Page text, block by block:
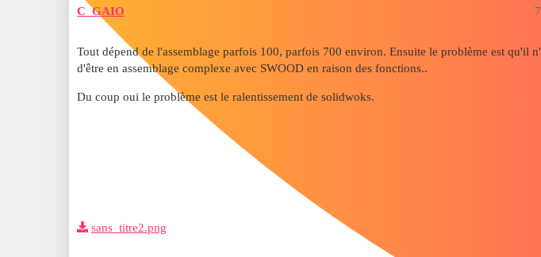
C_GAIO 7
Tout dépend de l'assemblage parfois 100, parfois 700 environ. Ensuite le problème est qu'il
d'être en assemblage complexe avec SWOOD en raison des fonctions..
Du coup oui le problème est le ralentissement de solidwoks.
sans_titre2.png